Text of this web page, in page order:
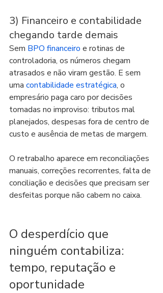
3) Financeiro e contabilidade
chegando tarde demais
Sem BPO financeiro e rotinas de
controladoria, os números chegam
atrasados e não viram gestão. E sem
uma contabilidade estratégica, o
empresário paga caro por decisões
tomadas no improviso: tributos mal
planejados, despesas fora de centro de
custo e ausência de metas de margem.
O retrabalho aparece em reconciliações
manuais, correções recorrentes, falta de
conciliação e decisões que precisam ser
desfeitas porque não cabem no caixa.
O desperdício que
ninguém contabiliza:
tempo, reputação e
oportunidade